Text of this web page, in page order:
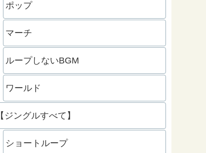
ポップ
マーチ
ループしないBGM
ワールド
【ジングルすべて】
ショートループ